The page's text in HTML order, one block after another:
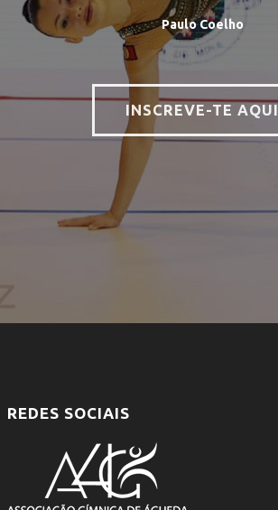
Paulo Coelho
INSCREVE-TE AQUI
REDES SOCIAIS